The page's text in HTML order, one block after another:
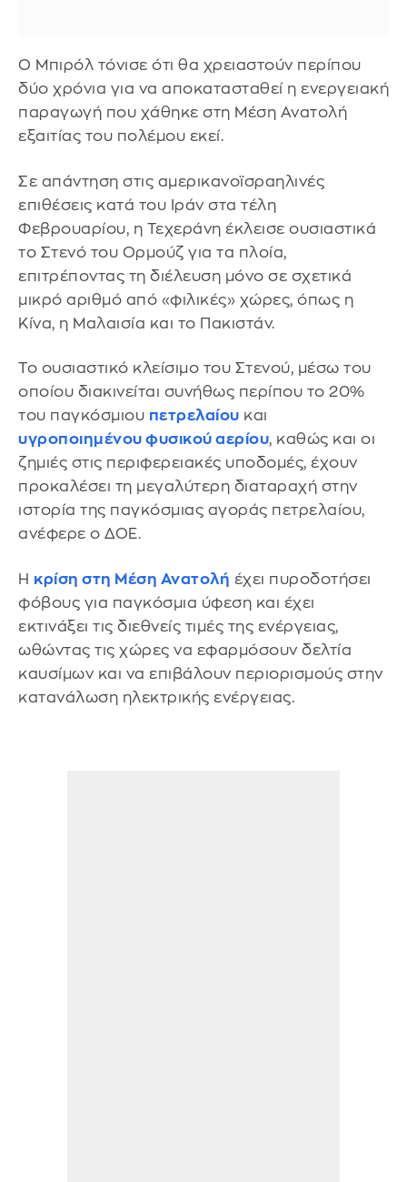
Ο Μπιρόλ τόνισε ότι θα χρειαστούν περίπου
δύο χρόνια για να αποκατασταθεί η ενεργειακή
παραγωγή που χάθηκε στη Μέση Ανατολή
εξαιτίας του πολέμου εκεί.
Σε απάντηση στις αμερικανοϊσραηλινές
επιθέσεις κατά του Ιράν στα τέλη
Φεβρουαρίου, η Τεχεράνη έκλεισε ουσιαστικά
το Στενό του Ορμούζ για τα πλοία,
επιτρέποντας τη διέλευση μόνο σε σχετικά
μικρό αριθμό από «φιλικές» χώρες, όπως η
Κίνα, η Μαλαισία και το Πακιστάν.
Το ουσιαστικό κλείσιμο του Στενού, μέσω του
οποίου διακινείται συνήθως περίπου το 20%
του παγκόσμιου πετρελαίου και
υγροποιημένου φυσικού αερίου, καθώς και οι
ζημιές στις περιφερειακές υποδομές, έχουν
προκαλέσει τη μεγαλύτερη διαταραχή στην
ιστορία της παγκόσμιας αγοράς πετρελαίου,
ανέφερε ο ΔΟΕ.
Η κρίση στη Μέση Ανατολή έχει πυροδοτήσει
φόβους για παγκόσμια ύφεση και έχει
εκτινάξει τις διεθνείς τιμές της ενέργειας,
ωθώντας τις χώρες να εφαρμόσουν δελτία
καυσίμων και να επιβάλουν περιορισμούς στην
κατανάλωση ηλεκτρικής ενέργειας.